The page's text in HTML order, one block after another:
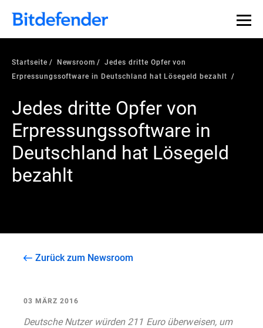
Startseite Newsroom
Jedes dritte Opfer von
Erpressungssoftware in Deutschland hat Lösegeld bezahlt
Jedes dritte Opfer von
Erpressungssoftware in
Deutschland hat Lösegeld
bezahlt
Zurück zum Newsroom
03 MÄRZ 2016
Deutsche Nutzer würden 211 Euro überweisen, um